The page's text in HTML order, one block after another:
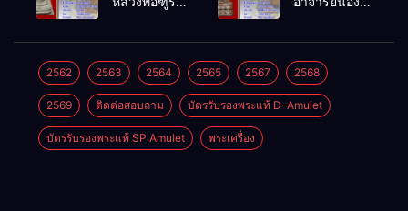
พ.ศ.2512
พ.ศ.2512
พ.ศ.2541
2562 2563 2564 2565 2567 2568
2569 ติดต่อสอบถาม บัตรรับรองพระแท้ D-Amulet
บัตรรับรองพระแท้ SP Amulet พระเครื่อง